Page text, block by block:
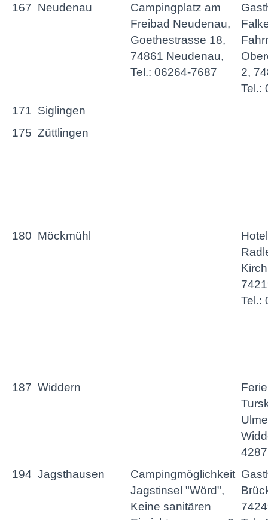
167 Neudenau
Campingplatz am
Freibad Neudenau,
Goethestrasse 18,
74861 Neudenau,
Tel.: 06264-7687
2,
Tel.:
171 Siglingen
175 Züttlingen
180 Möckmühl
Tel.:
187 Widdern
4287
194 Jagsthausen
Campingmöglichkeit
Jagstinsel "Wörd",
Keine sanitären